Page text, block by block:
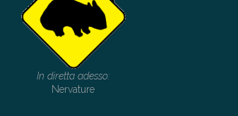
In diretta adesso:
Nervature